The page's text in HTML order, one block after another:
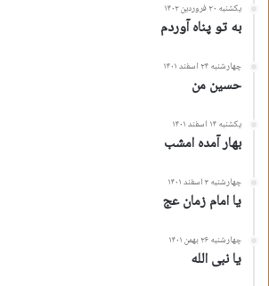
یکشنبه ۲۰ فروردین ۱۴۰۲
به تو پناه آوردم
چهارشنبه ۲۴ اسفند ۱۴۰۱
حسین من
یکشنبه ۱۴ اسفند ۱۴۰۱
بهار آمده امشب
چهارشنبه ۳ اسفند ۱۴۰۱
یا امام زمان عج
چهارشنبه ۲۶ بهمن ۱۴۰۱
یا نبی الله